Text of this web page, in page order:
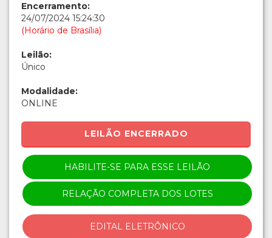
Encerramento:
24/07/2024 15:24:30
(Horário de Brasília)
Leilão:
Único
Modalidade:
ONLINE
LEILÃO ENCERRADO
HABILITE-SE PARA ESSE LEILÃO
RELAÇÃO COMPLETA DOS LOTES
EDITAL ELETRÔNICO